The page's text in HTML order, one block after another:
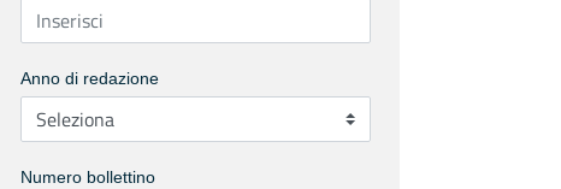
Anno di redazione
Numero bollettino